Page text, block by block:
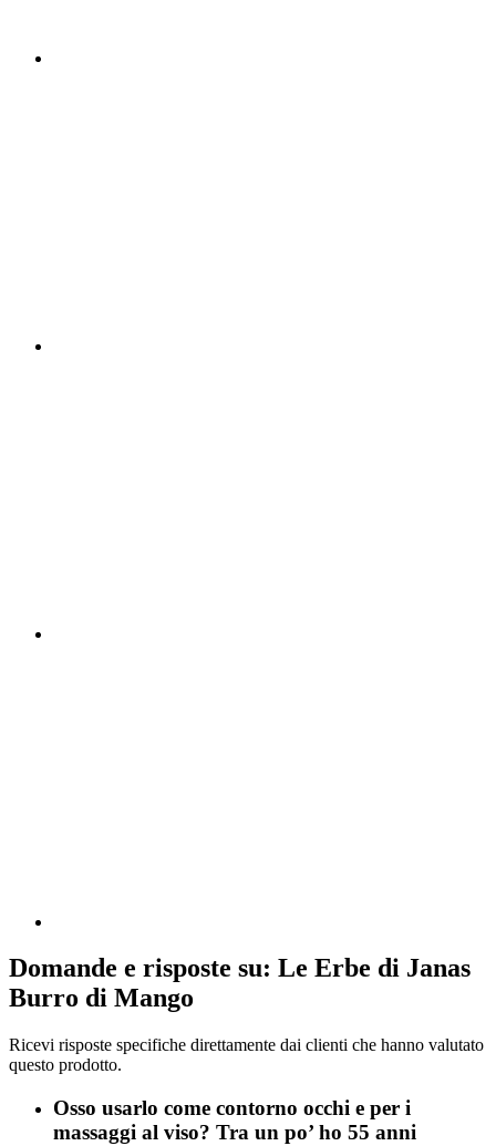
Domande e risposte su: Le Erbe di Janas
Burro di Mango
Ricevi risposte specifiche direttamente dai clienti che hanno valutato
questo prodotto.
Osso usarlo come contorno occhi e per i
massaggi al viso? Tra un po’ ho 55 anni